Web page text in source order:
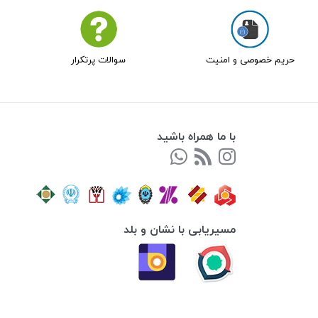
حریم خصوصی و امنیت سوالات پرتکرار
با ما همراه باشید
مسیریابی با نشان و بلد